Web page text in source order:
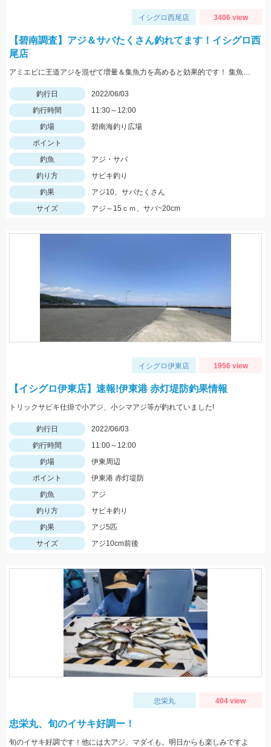
イシグロ西尾店 3406 view
【碧南調査】アジ＆サバたくさん釣れてます！イシグロ西
尾店
アミエビに王道アジを混ぜて増量＆集魚力を高めると効果的です！ 集魚版はアタリのある層に合わせてください！
釣行日
2022/06/03
釣行時間
11:30～12:00
釣場
碧南海釣り広場
ポイント
釣魚
アジ・サバ
釣り方
サビキ釣り
釣果
アジ10、サバたくさん
サイズ
アジ～15ｃｍ、サバ~20cm
イシグロ伊東店 1956 view
【イシグロ伊東店】速報!伊東港 赤灯堤防釣果情報
トリックサビキ仕掛で小アジ、小シマアジ等が釣れていました!
釣行日
2022/06/03
釣行時間
11:00～12:00
釣場
伊東周辺
ポイント
伊東港 赤灯堤防
釣魚
アジ
釣り方
サビキ釣り
釣果
アジ5匹
サイズ
アジ10cm前後
忠栄丸 404 view
忠栄丸、旬のイサキ好調ー！
旬のイサキ好調です！他には大アジ、マダイも。明日からも楽しみですよ